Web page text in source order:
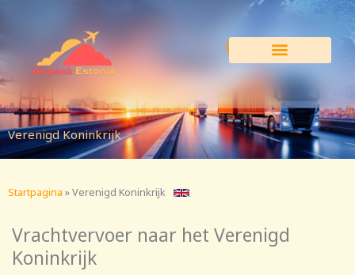
de
inhoud
Verenigd Koninkrijk
Startpagina »Verenigd Koninkrijk
Vrachtvervoer naar het Verenigd
Koninkrijk